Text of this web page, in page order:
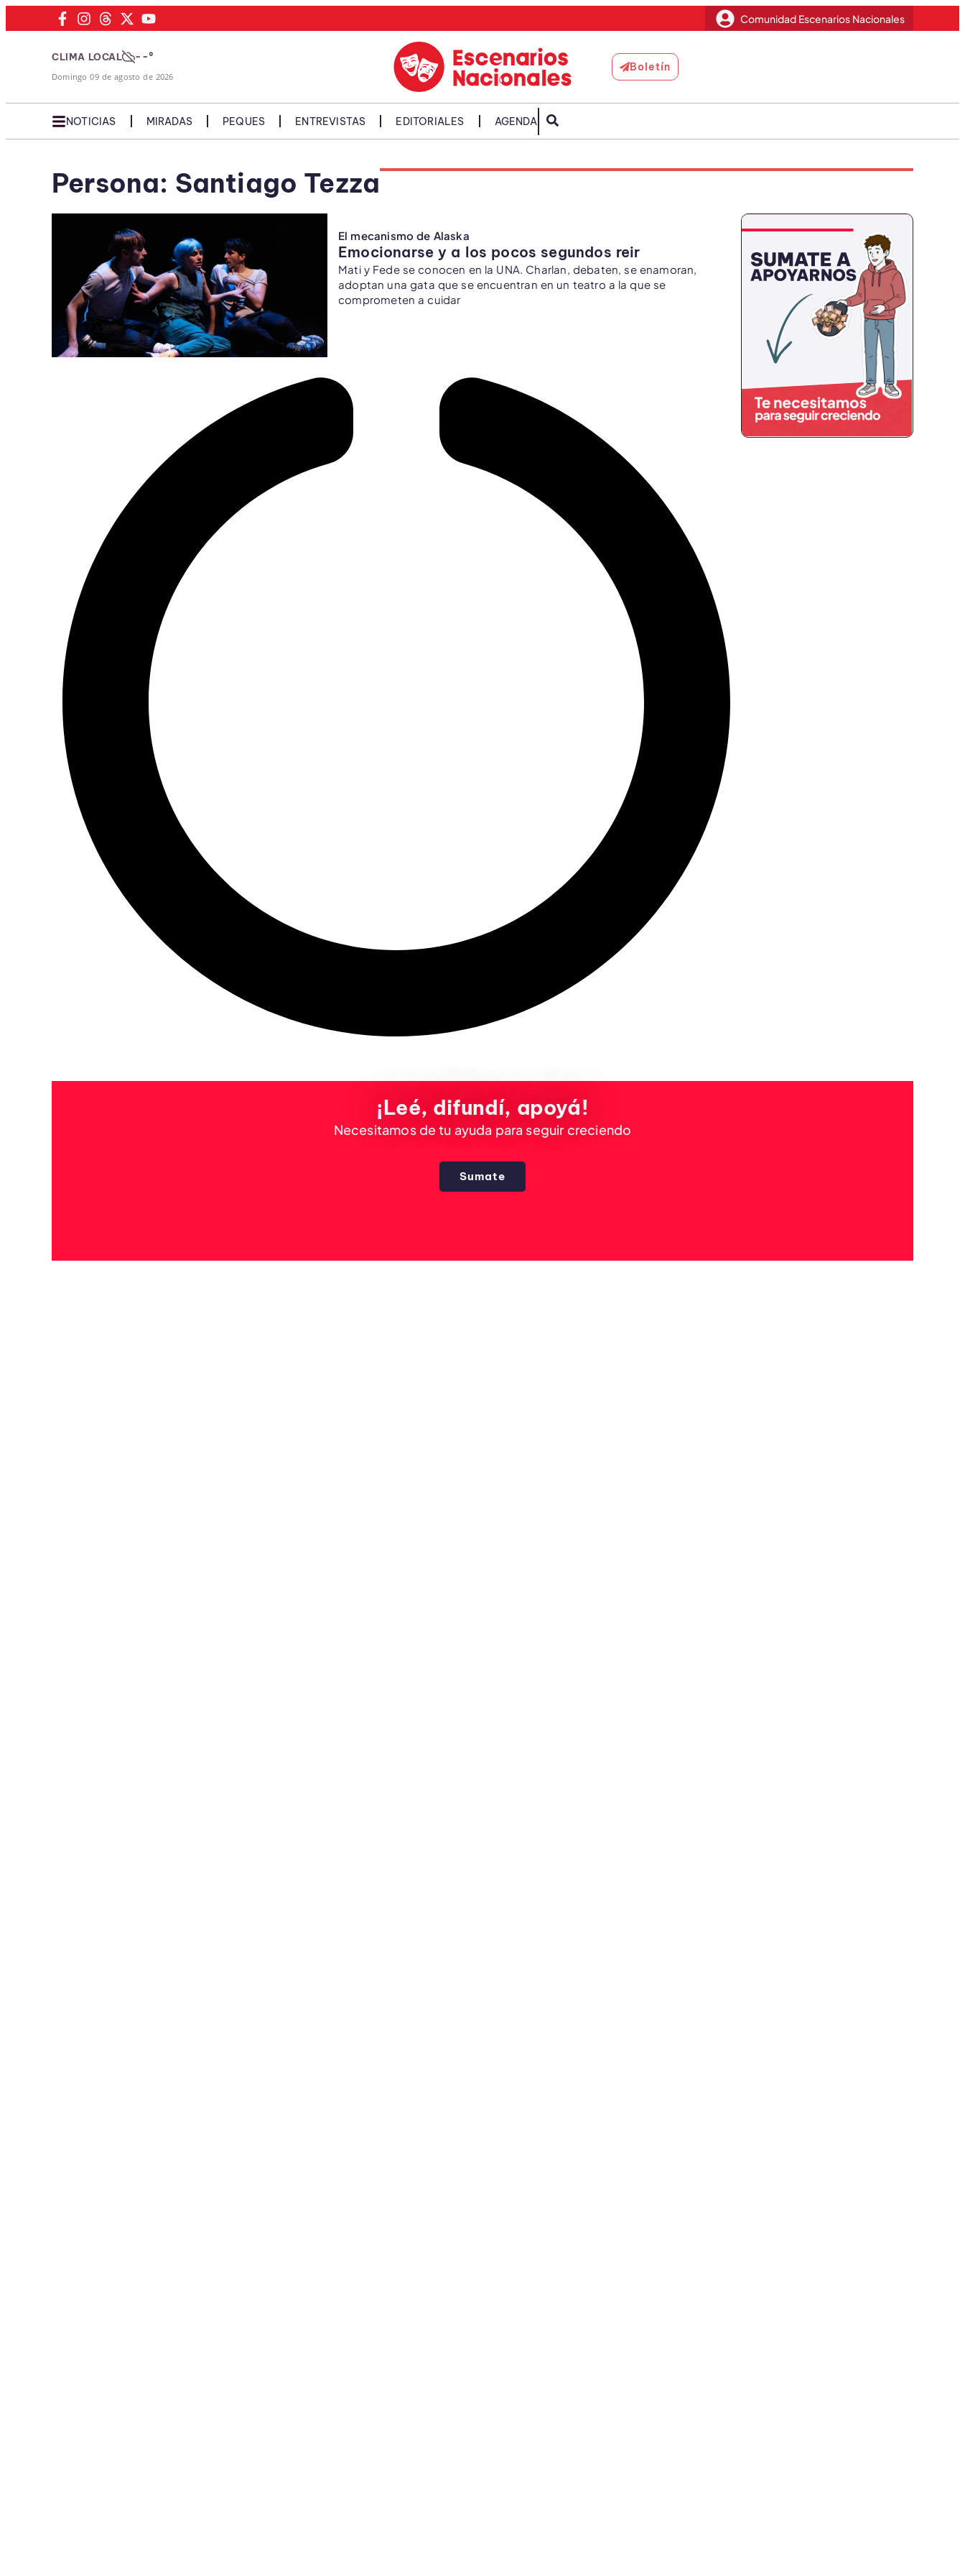
Comunidad Escenarios Nacionales
CLIMA LOCAL --°
Domingo 09 de agosto de 2026
Boletín
NOTICIAS MIRADAS PEQUES ENTREVISTAS EDITORIALES AGENDA
Persona: Santiago Tezza
El mecanismo de Alaska
Emocionarse y a los pocos segundos reir
Mati y Fede se conocen en la UNA. Charlan, debaten, se enamoran,
adoptan una gata que se encuentran en un teatro a la que se
comprometen a cuidar
¡Leé, difundí, apoyá!
Necesitamos de tu ayuda para seguir creciendo
Sumate